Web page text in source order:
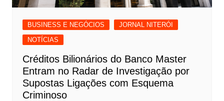
BUSINESS E NEGÓCIOS
JORNAL NITERÓI
NOTÍCIAS
Créditos Bilionários do Banco Master
Entram no Radar de Investigação por
Supostas Ligações com Esquema
Criminoso